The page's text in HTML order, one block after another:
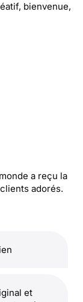
bienvenue,
a reçu la
adorés.
et